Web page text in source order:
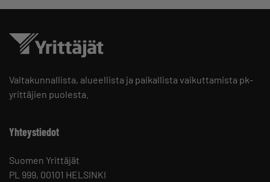
Valtakunnallista, alueellista ja paikallista vaikuttamista pk-
yrittäjien puolesta.
Yhteystiedot
Suomen Yrittäjät
PL 999, 00101 HELSINKI